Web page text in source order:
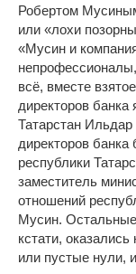
Робертом
или «лохи
«Мусин и
всё, вместе
директоров
Татарстан
директоров
республики
заместитель
отношений
Мусин. Остальные
кстати,
или пустые нули,